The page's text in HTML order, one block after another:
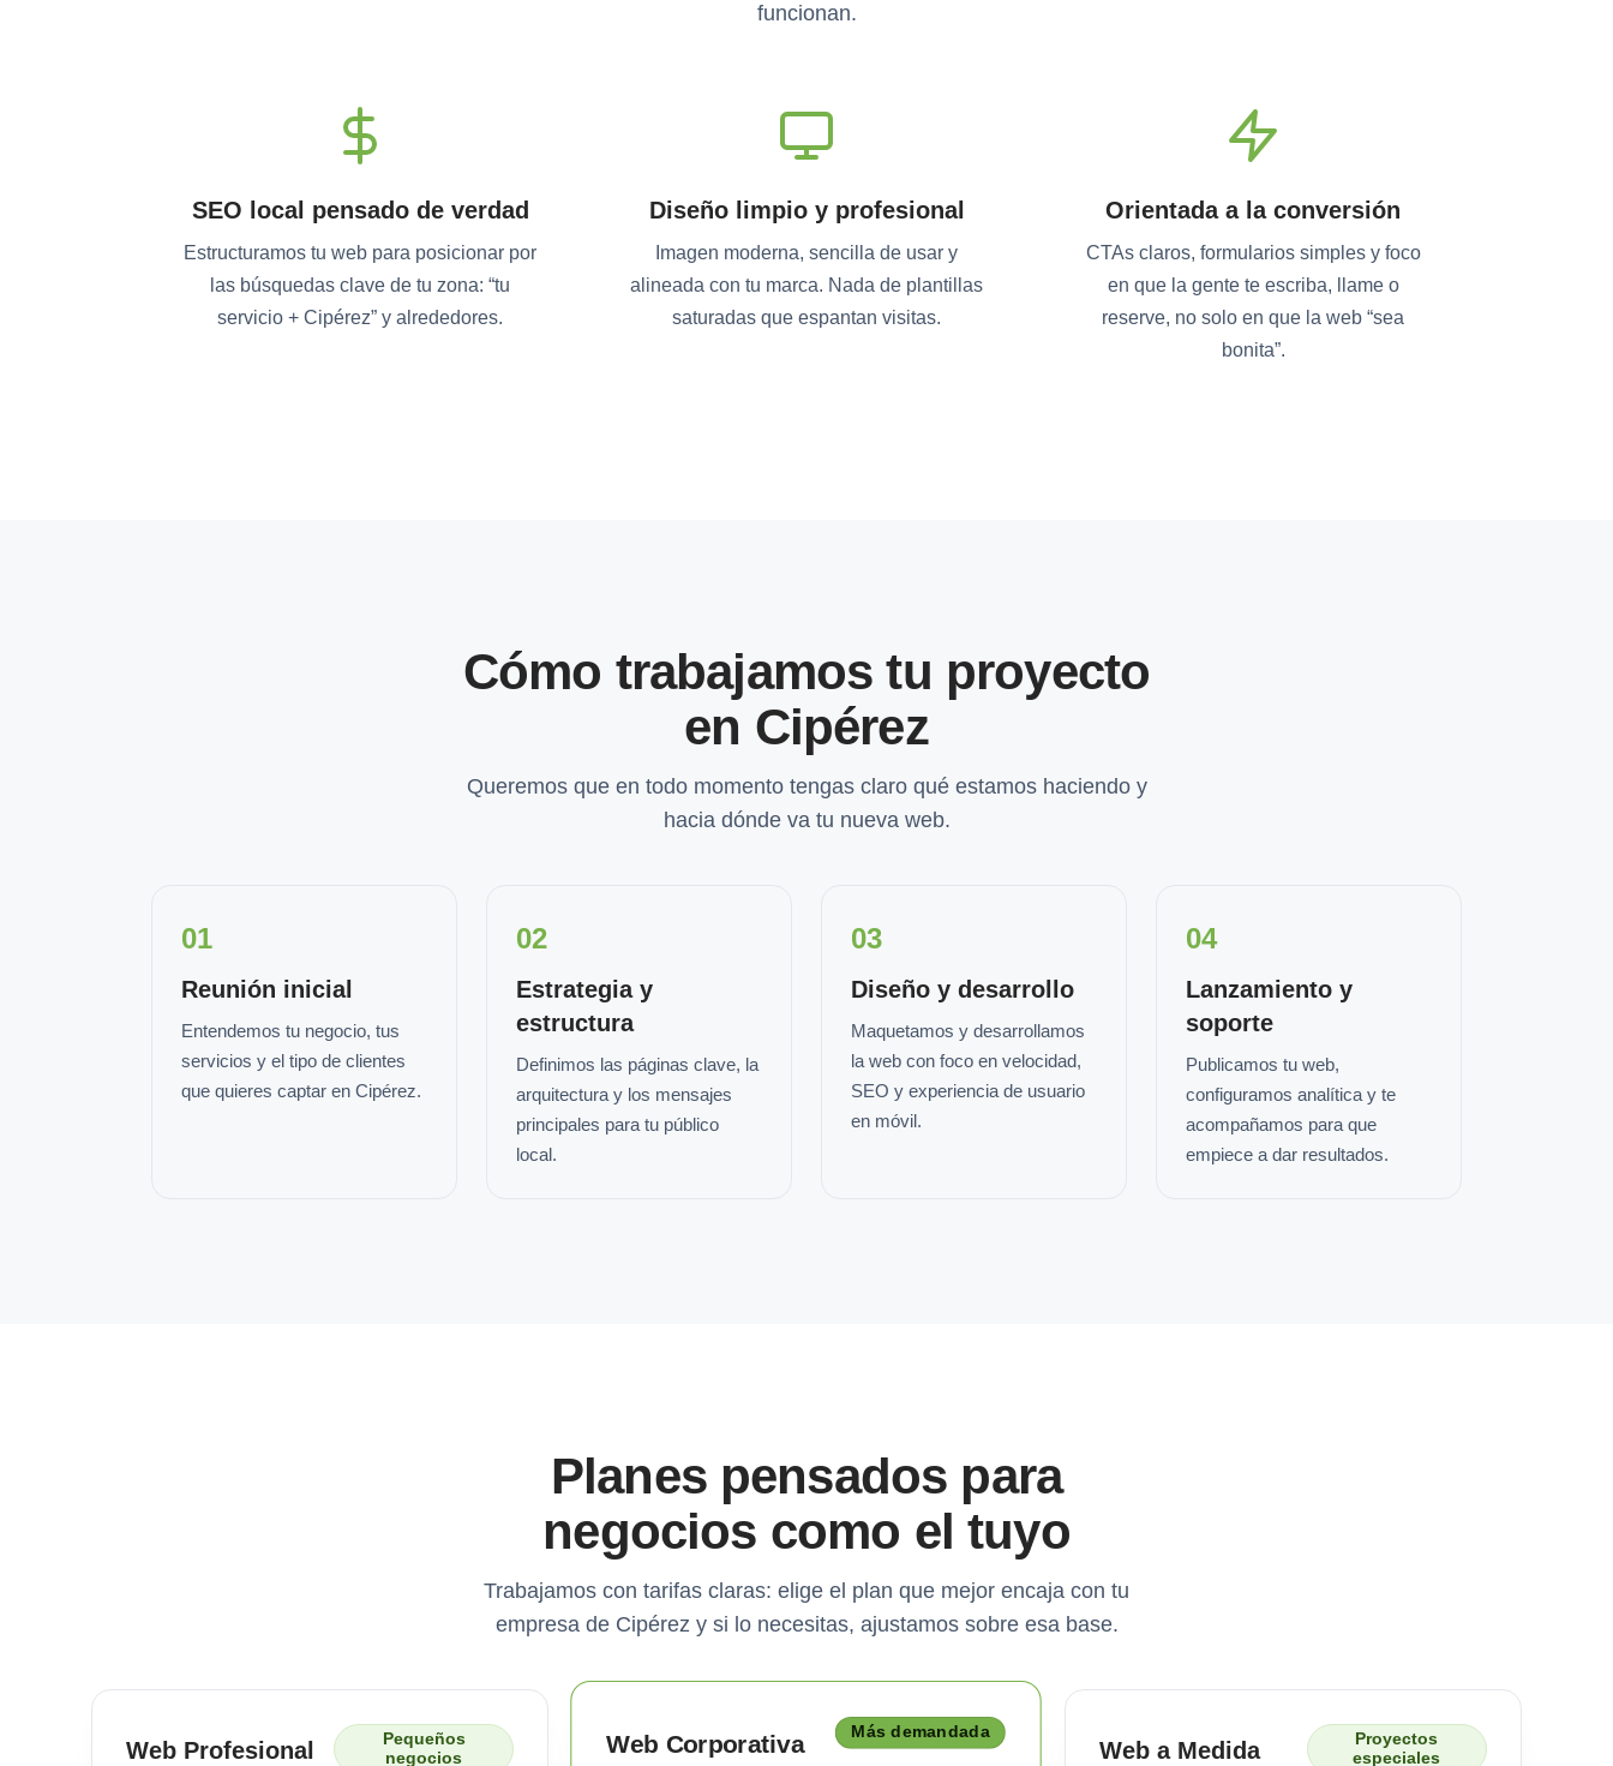
funcionan.
SEO local pensado de verdad
Estructuramos tu web para posicionar por
las búsquedas clave de tu zona: “tu
servicio + Cipérez” y alrededores.
Diseño limpio y profesional
Imagen moderna, sencilla de usar y
alineada con tu marca. Nada de plantillas
saturadas que espantan visitas.
Orientada a la conversión
CTAs claros, formularios simples y foco
en que la gente te escriba, llame o
reserve, no solo en que la web “sea
bonita”.
Cómo trabajamos tu proyecto
en Cipérez
Queremos que en todo momento tengas claro qué estamos haciendo y
hacia dónde va tu nueva web.
01
Reunión inicial
Entendemos tu negocio, tus
servicios y el tipo de clientes
que quieres captar en Cipérez.
02
Estrategia y
estructura
Definimos las páginas clave, la
arquitectura y los mensajes
principales para tu público
local.
03
Diseño y desarrollo
Maquetamos y desarrollamos
la web con foco en velocidad,
SEO y experiencia de usuario
en móvil.
04
Lanzamiento y
soporte
Publicamos tu web,
configuramos analítica y te
acompañamos para que
empiece a dar resultados.
Planes pensados para
negocios como el tuyo
Trabajamos con tarifas claras: elige el plan que mejor encaja con tu
empresa de Cipérez y si lo necesitas, ajustamos sobre esa base.
Web Profesional
Pequeños
negocios
Web Corporativa Más demandada
Web a Medida
Proyectos
especiales